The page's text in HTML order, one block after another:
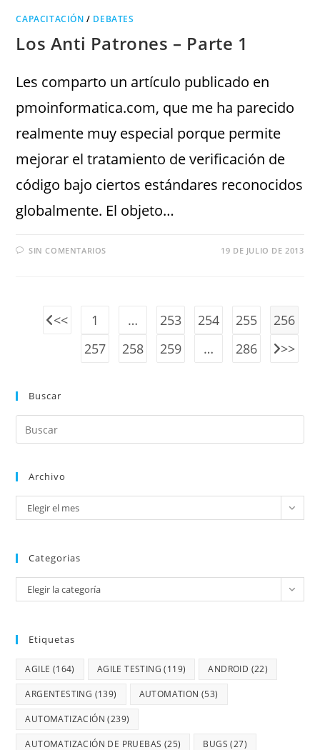
CAPACITACIÓN / DEBATES
Los Anti Patrones – Parte 1
Les comparto un artículo publicado en
pmoinformatica.com, que me ha parecido
realmente muy especial porque permite
mejorar el tratamiento de verificación de
código bajo ciertos estándares reconocidos
globalmente. El objeto…
SIN COMENTARIOS 19 DE JULIO DE 2013
1 … 253 254 255
256
257
258 259 … 286
Buscar
Archivo
Elegir el mes
Categorias
Elegir la categoría
Etiquetas
AGILE (164) AGILE TESTING (119) ANDROID (22)
ARGENTESTING (139) AUTOMATION (53)
AUTOMATIZACIÓN (239)
AUTOMATIZACIÓN DE PRUEBAS (25) BUGS (27)